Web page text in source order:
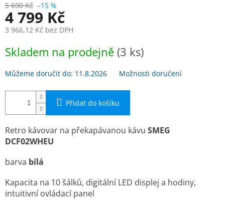
5 690 Kč –15 %
4 799 Kč
3 966,12 Kč bez DPH
cena:
Skladem na prodejně (3 ks)
Můžeme doručit do: 11.8.2026 Možnosti doručení
Přidat do košíku
Retro kávovar na překapávanou kávu SMEG
DCF02WHEU
barva bílá
Kapacita na 10 šálků, digitální LED displej a hodiny,
intuitivní ovládací panel